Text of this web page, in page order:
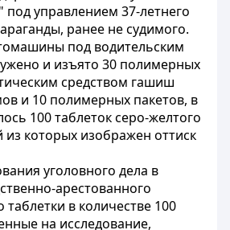
управлением 37-летнего
ранее не судимого.
под водительским
и изъято 30 полимерных
средством гашиш
и 10 полимерных пакетов, в
100 таблеток серо-желтого
из которых изображен оттиск
уголовного дела в
арестованного
таблетки в количестве 100
на исследование,